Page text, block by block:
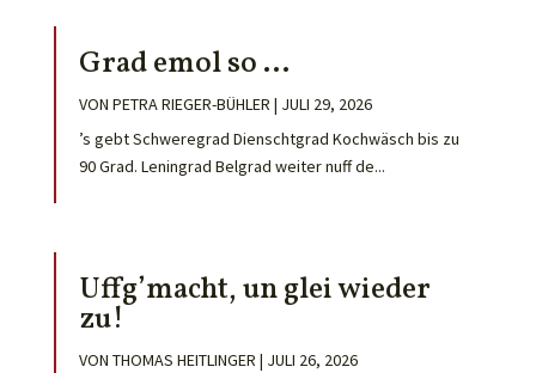
Grad emol so …
VON PETRA RIEGER-BÜHLER | JULI 29, 2026
’s gebt Schweregrad Dienschtgrad Kochwäsch bis zu
90 Grad. Leningrad Belgrad weiter nuff de...
Uffg’macht, un glei wieder
zu!
VON THOMAS HEITLINGER | JULI 26, 2026